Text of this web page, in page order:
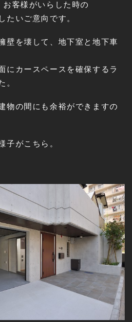
客様がいらした時の
たいご意向です。
壁を壊して、地下室と地下車
にカースペースを確保するラ
。
物の間にも余裕ができますの
子がこちら。